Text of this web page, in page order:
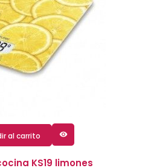
al carrito 
KS19 limones